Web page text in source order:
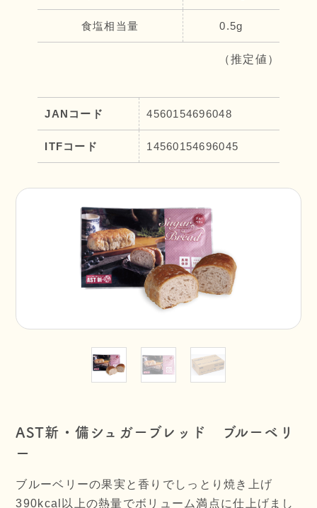
食塩相当量 0.5g
（推定値）
JANコード 4560154696048
ITFコード 14560154696045
AST新・備シュガーブレッド ブルーベリ
ー
ブルーベリーの果実と香りでしっとり焼き上げ
390kcal以上の熱量でボリューム満点に仕上げまし